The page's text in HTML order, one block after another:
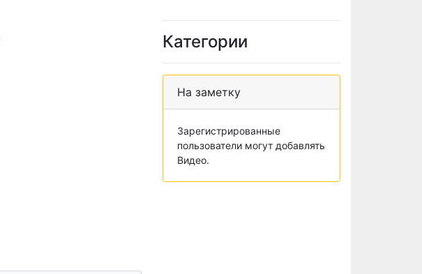
Категории
На заметку
Зарегистрированные
пользователи могут добавлять
Видео.